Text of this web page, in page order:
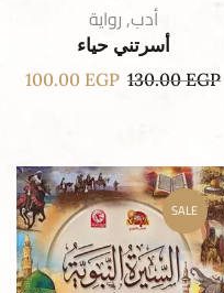
أدب,رواية
أسرتني حياء
130.00EGP
100.00 EGP
SALE